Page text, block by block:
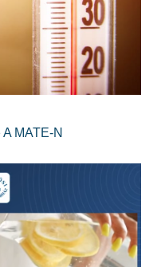
MATE-N